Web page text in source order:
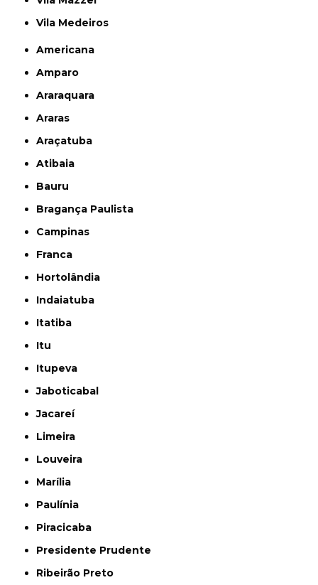
Vila Medeiros
Americana
Amparo
Araraquara
Araras
Araçatuba
Atibaia
Bauru
Bragança Paulista
Campinas
Franca
Hortolândia
Indaiatuba
Itatiba
Itu
Itupeva
Jaboticabal
Jacareí
Limeira
Louveira
Marília
Paulínia
Piracicaba
Presidente Prudente
Ribeirão Preto